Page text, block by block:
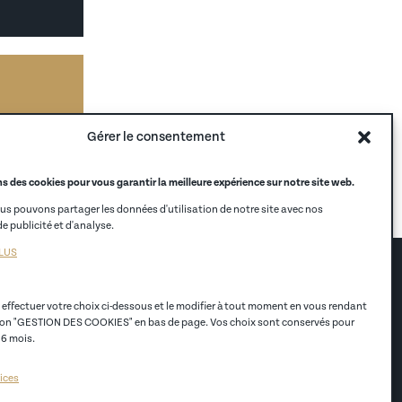
Gérer le consentement
des cookies pour vous garantir la meilleure expérience sur notre site web.
pouvons partager les données d'utilisation de notre site avec nos
publicité et d'analyse.
effectuer votre choix ci-dessous et le modifier à tout moment en vous rendant
"GESTION DES COOKIES" en bas de page. Vos choix sont conservés pour
mois.
en alternance
alternance
CCI Hauts-de-France
Alternance